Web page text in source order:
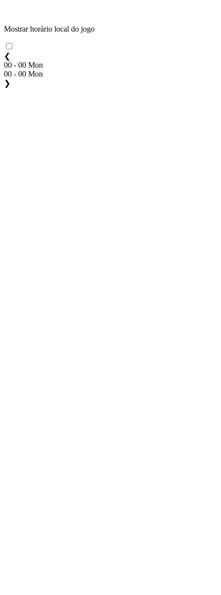
Mostrar horàrio local do jogo
❮
00 - 00 Mon
00 - 00 Mon
❯